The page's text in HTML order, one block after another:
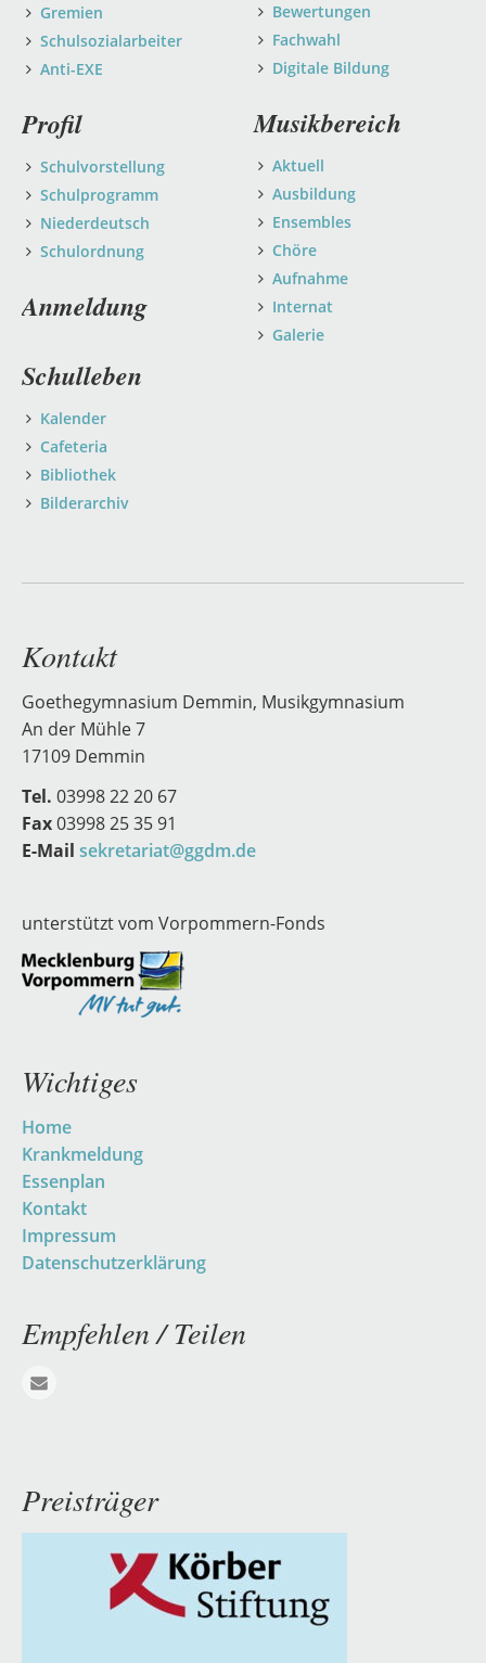
Gremien
Schulsozialarbeiter
Anti-EXE
Bewertungen
Fachwahl
Digitale Bildung
Musikbereich
Aktuell
Ausbildung
Ensembles
Chöre
Aufnahme
Internat
Galerie
Profil
Schulvorstellung
Schulprogramm
Niederdeutsch
Schulordnung
Anmeldung
Schulleben
Kalender
Cafeteria
Bibliothek
Bilderarchiv
Kontakt
Goethegymnasium Demmin, Musikgymnasium
An der Mühle 7
17109 Demmin
Tel. 03998 22 20 67
Fax03998 25 35 91
E-Mail sekretariat@ggdm.de
unterstützt vom Vorpommern-Fonds
Wichtiges
Navigation
überspringen
Home
Krankmeldung
Essenplan
Kontakt
Impressum
Datenschutzerklärung
Empfehlen / Teilen
Preisträger